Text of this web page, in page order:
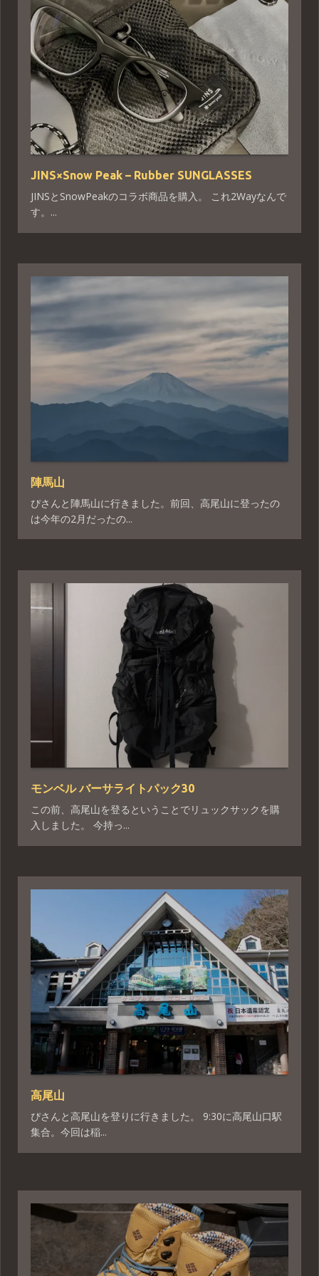
JINS×Snow Peak – Rubber SUNGLASSES
JINSとSnowPeakのコラボ商品を購入。 これ2Wayなんで
す。...
陣馬山
ぴさんと陣馬山に行きました。前回、高尾山に登ったの
は今年の2月だったの...
モンベル バーサライトパック30
この前、高尾山を登るということでリュックサックを購
入しました。 今持っ...
高尾山
ぴさんと高尾山を登りに行きました。 9:30に高尾山口駅
集合。今回は稲...